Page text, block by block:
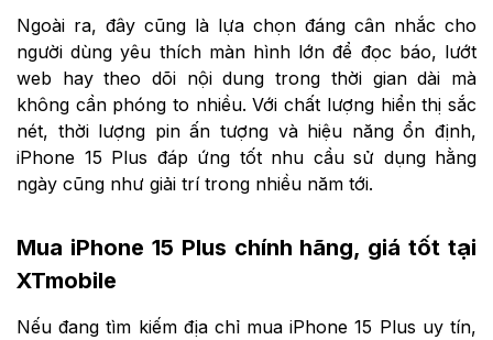
Ngoài ra, đây cũng là lựa chọn đáng cân nhắc cho
người dùng yêu thích màn hình lớn để đọc báo, lướt
web hay theo dõi nội dung trong thời gian dài mà
không cần phóng to nhiều. Với chất lượng hiển thị sắc
nét, thời lượng pin ấn tượng và hiệu năng ổn định,
iPhone 15 Plus đáp ứng tốt nhu cầu sử dụng hằng
ngày cũng như giải trí trong nhiều năm tới.
Mua iPhone 15 Plus chính hãng, giá tốt tại
XTmobile
Nếu đang tìm kiếm địa chỉ mua iPhone 15 Plus uy tín,